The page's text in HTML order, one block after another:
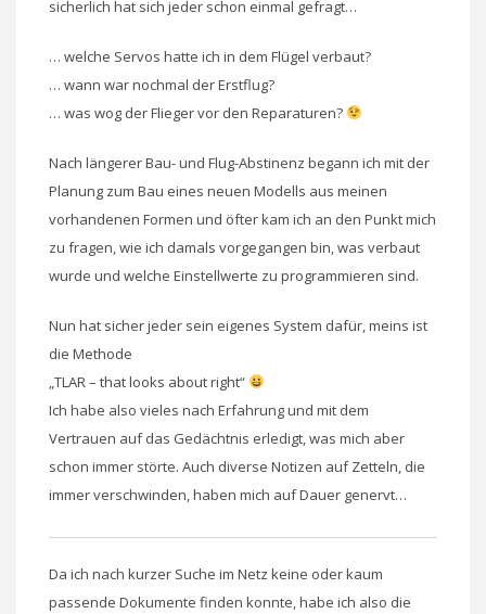
sicherlich hat sich jeder schon einmal gefragt…
… welche Servos hatte ich in dem Flügel verbaut?
… wann war nochmal der Erstflug?
… was wog der Flieger vor den Reparaturen?
Nach längerer Bau- und Flug-Abstinenz begann ich mit der
Planung zum Bau eines neuen Modells aus meinen
vorhandenen Formen und öfter kam ich an den Punkt mich
zu fragen, wie ich damals vorgegangen bin, was verbaut
wurde und welche Einstellwerte zu programmieren sind.
Nun hat sicher jeder sein eigenes System dafür, meins ist
die Methode
„TLAR – that looks about right“
Ich habe also vieles nach Erfahrung und mit dem
Vertrauen auf das Gedächtnis erledigt, was mich aber
schon immer störte. Auch diverse Notizen auf Zetteln, die
immer verschwinden, haben mich auf Dauer genervt…
Da ich nach kurzer Suche im Netz keine oder kaum
passende Dokumente finden konnte, habe ich also die